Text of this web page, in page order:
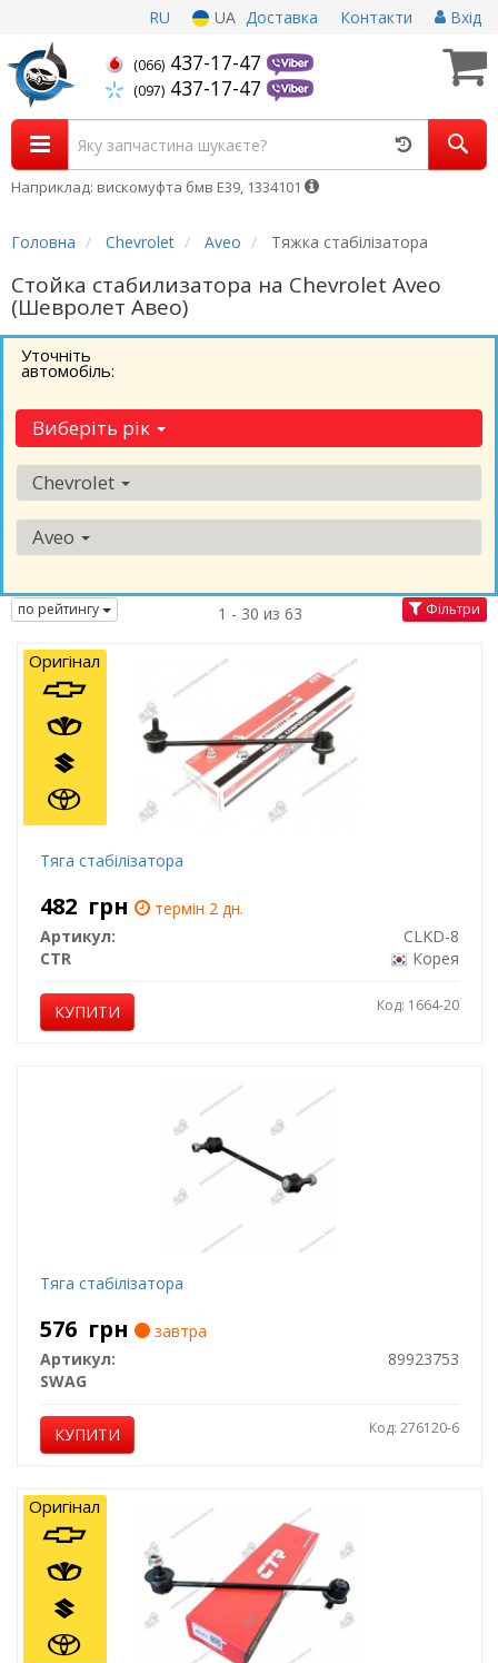
RU UA Доставка Контакти Вхід
(066) 437-17-47
(097) 437-17-47
Наприклад: вискомуфта бмв Е39, 1334101
Головна Chevrolet Aveo Тяжка стабілізатора
Стойка стабилизатора на Chevrolet Aveo
(Шевролет Авео)
Уточніть
автомобіль:
Виберіть рік
Chevrolet
Aveo
по рейтингу 1 - 30 из 63 Фільтри
Тяга стабілізатора
482 грн
термін 2 дн.
Артикул:
CLKD-8
CTR
Корея
КУПИТИ Код: 1664-20
Оригінал
Тяга стабілізатора
576 грн
завтра
Артикул:
89923753
SWAG
КУПИТИ Код: 276120-6
Оригінал